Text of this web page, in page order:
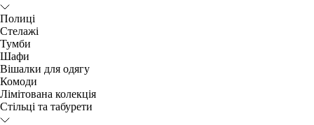
Полиці
Стелажі
Тумби
Шафи
Вішалки для одягу
Комоди
Лімітована колекція
Стільці та табурети